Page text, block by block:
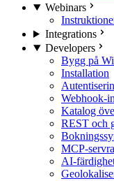
Webinars
Integrations
Developers
Bygg på
Installation
Webhook-
Katalog
REST och
MCP-
AI-